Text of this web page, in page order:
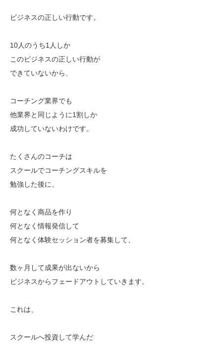
ビジネスの正しい行動です。
10人のうち1人しか
このビジネスの正しい行動が
できていないから、
コーチング業界でも
他業界と同じように1割しか
成功していないわけです。
たくさんのコーチは
スクールでコーチングスキルを
勉強した後に、
何となく商品を作り
何となく情報発信して
何となく体験セッション者を募集して、
数ヶ月して成果が出ないから
ビジネスからフェードアウトしていきます。
これは、
スクールへ投資して学んだ